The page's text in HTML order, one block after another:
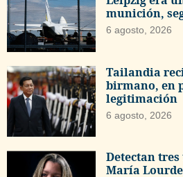
munición,
6 agosto, 2026
Tailandia
birmano, en
legitimación
6 agosto, 2026
Detectan
María